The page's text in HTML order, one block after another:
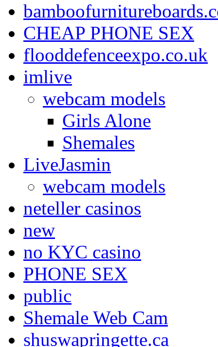
CHEAP PHONE SEX
flooddefenceexpo.co.uk
imlive
webcam models
Girls Alone
Shemales
LiveJasmin
webcam models
neteller casinos
new
no KYC casino
PHONE SEX
public
Shemale Web Cam
shuswapringette.ca